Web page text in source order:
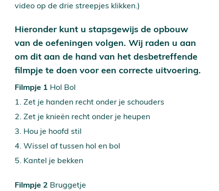
video op de drie streepjes klikken.)
Hieronder kunt u stapsgewijs de opbouw
van de oefeningen volgen. Wij raden u aan
om dit aan de hand van het desbetreffende
filmpje te doen voor een correcte uitvoering.
Filmpje 1 Hol Bol
1. Zet je handen recht onder je schouders
2. Zet je knieën recht onder je heupen
3. Hou je hoofd stil
4. Wissel af tussen hol en bol
5. Kantel je bekken
Filmpje 2 Bruggetje